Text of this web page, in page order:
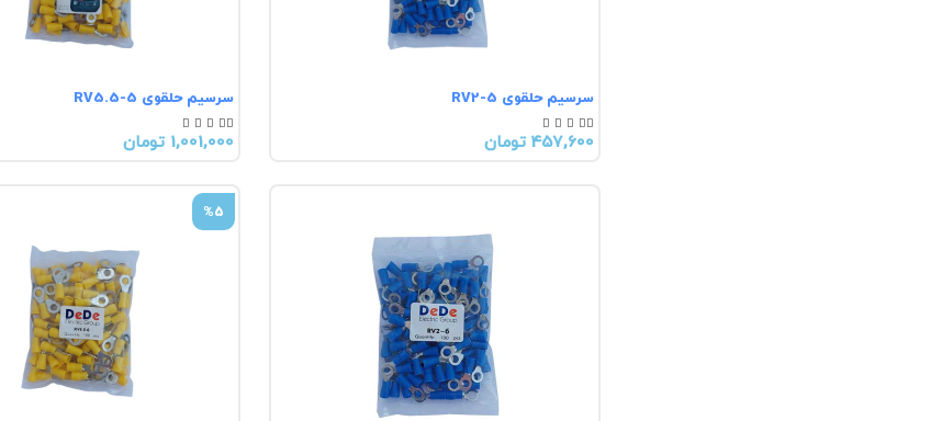
سرسیم حلقوی RV2-5
   
457,600 تومان
سرسیم حلقوی RV5.5-5
   
1,001,000 تومان
%5